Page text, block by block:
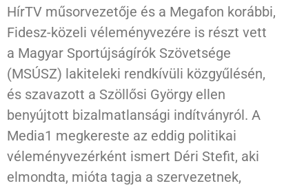
HírTV műsorvezetője és a Megafon korábbi,
Fidesz-közeli véleményvezére is részt vett
a Magyar Sportújságírók Szövetsége
(MSÚSZ) lakiteleki rendkívüli közgyűlésén,
és szavazott a Szöllősi György ellen
benyújtott bizalmatlansági indítványról. A
Media1 megkereste az eddig politikai
véleményvezérként ismert Déri Stefit, aki
elmondta, mióta tagja a szervezetnek,